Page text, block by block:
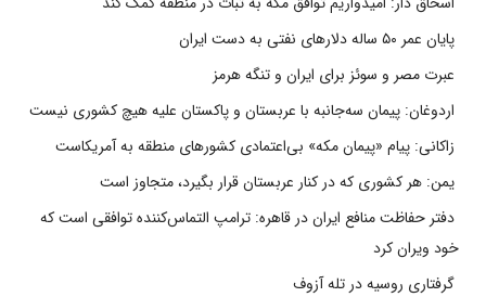
پایان عمر ۵۰ ساله دلارهای نفتی به دست ایران
عبرت مصر و سوئز برای ایران و تنگه هرمز
اردوغان: پیمان سه‌جانبه با عربستان و پاکستان علیه هیچ کشوری نیست
زاکانی: پیام «پیمان مکه» بی‌اعتمادی کشورهای منطقه به آمریکاست
یمن: هر کشوری که در کنار عربستان قرار بگیرد، متجاوز است
دفتر حفاظت منافع ایران در قاهره: ترامپ التماس‌کننده توافقی است که
خود ویران کرد
گرفتاری روسیه در تله آزوف